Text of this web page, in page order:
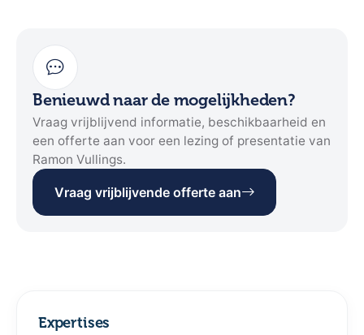
Benieuwd naar de mogelijkheden?
Vraag vrijblijvend informatie, beschikbaarheid en
een offerte aan voor een lezing of presentatie van
Ramon Vullings.
Vraag vrijblijvende offerte aan
Expertises